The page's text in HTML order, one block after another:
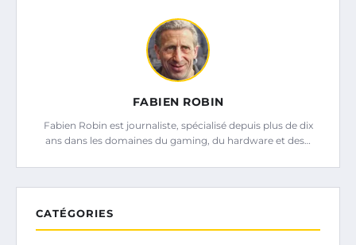
FABIEN ROBIN
Fabien Robin est journaliste, spécialisé depuis plus de dix
ans dans les domaines du gaming, du hardware et des…
CATÉGORIES